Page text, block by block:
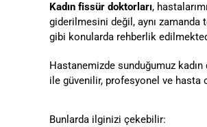
Kadın fissür doktorları,
giderilmesini değil, aynı zamanda
gibi konularda rehberlik
Hastanemizde sunduğumuz
ile güvenilir, profesyonel ve hasta
Bunlarda ilginizi çekebilir: